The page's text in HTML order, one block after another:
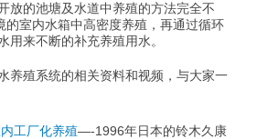
放的池塘及水道中养殖的方法完全不
的室内水箱中高密度养殖，再通过循环
用来不断的补充养殖用水。
养殖系统的相关资料和视频，与大家一
工厂化养殖—-1996年日本的铃木久康